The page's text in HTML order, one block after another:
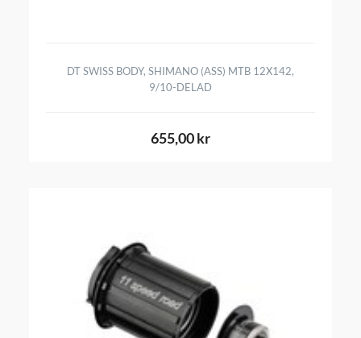
DT SWISS BODY, SHIMANO (ASS) MTB 12X142,
9/10-DELAD
655,00 kr